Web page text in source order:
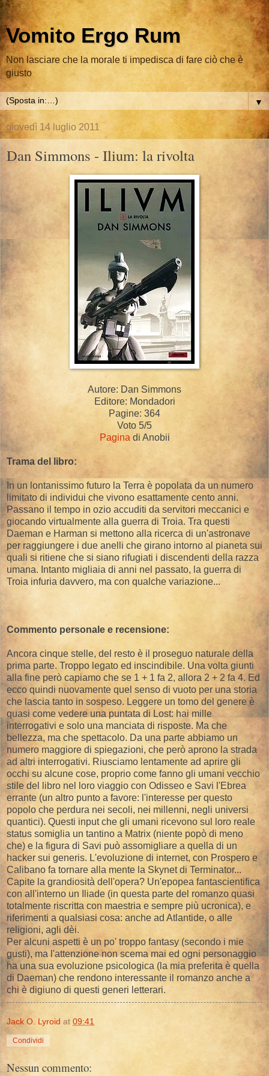
Vomito Ergo Rum
Non lasciare che la morale ti impedisca di fare ciò che è
giusto
▼
giovedì 14 luglio 2011
Dan Simmons - Ilium: la rivolta
Autore: Dan Simmons
Editore: Mondadori
Pagine: 364
Voto 5/5
Pagina di Anobii
Trama del libro:
In un lontanissimo futuro la Terra è popolata da un numero
limitato di individui che vivono esattamente cento anni.
Passano il tempo in ozio accuditi da servitori meccanici e
giocando virtualmente alla guerra di Troia. Tra questi
Daeman e Harman si mettono alla ricerca di un'astronave
per raggiungere i due anelli che girano intorno al pianeta sui
quali si ritiene che si siano rifugiati i discendenti della razza
umana. Intanto migliaia di anni nel passato, la guerra di
Troia infuria davvero, ma con qualche variazione...
Commento personale e recensione:
Ancora cinque stelle, del resto è il proseguo naturale della
prima parte. Troppo legato ed inscindibile. Una volta giunti
alla fine però capiamo che se 1 + 1 fa 2, allora 2 + 2 fa 4. Ed
ecco quindi nuovamente quel senso di vuoto per una storia
che lascia tanto in sospeso. Leggere un tomo del genere è
quasi come vedere una puntata di Lost: hai mille
interrogativi e solo una manciata di risposte. Ma che
bellezza, ma che spettacolo. Da una parte abbiamo un
numero maggiore di spiegazioni, che però aprono la strada
ad altri interrogativi. Riusciamo lentamente ad aprire gli
occhi su alcune cose, proprio come fanno gli umani vecchio
stile del libro nel loro viaggio con Odisseo e Savi l'Ebrea
errante (un altro punto a favore: l'interesse per questo
popolo che perdura nei secoli, nei millenni, negli universi
quantici). Questi input che gli umani ricevono sul loro reale
status somiglia un tantino a Matrix (niente popò di meno
che) e la figura di Savi può assomigliare a quella di un
hacker sui generis. L'evoluzione di internet, con Prospero e
Calibano fa tornare alla mente la Skynet di Terminator...
Capite la grandiosità dell'opera? Un'epopea fantascientifica
con all'interno un Iliade (in questa parte del romanzo quasi
totalmente riscritta con maestria e sempre più ucronica), e
riferimenti a qualsiasi cosa: anche ad Atlantide, o alle
religioni, agli dèi.
Per alcuni aspetti è un po' troppo fantasy (secondo i mie
gusti), ma l'attenzione non scema mai ed ogni personaggio
ha una sua evoluzione psicologica (la mia preferita è quella
di Daeman) che rendono interessante il romanzo anche a
chi è digiuno di questi generi letterari.
Jack O. Lyroid at 09:41
Condividi
Nessun commento: